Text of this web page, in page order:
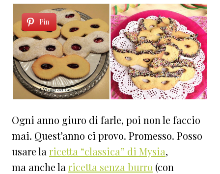
Pin
Ogni anno giuro di farle, poi non le faccio
mai. Quest’anno ci provo. Promesso. Posso
usare la ricetta “classica” di Mysia,
ma anche la ricetta senza burro (con